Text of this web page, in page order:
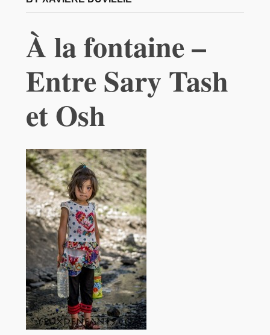
À la fontaine –
Entre Sary Tash
et Osh